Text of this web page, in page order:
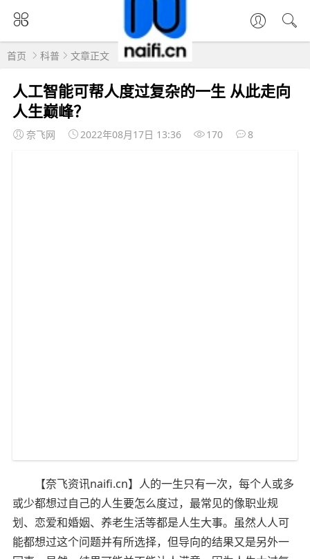
首页 科普 文章正文
人工智能可帮人度过复杂的一生 从此走向
人生巅峰？
奈飞网 2022年08月17日 13:36 170 8
【奈飞资讯naifi.cn】人的一生只有一次，每个人或多
或少都想过自己的人生要怎么度过，最常见的像职业规
划、恋爱和婚姻、养老生活等都是人生大事。虽然人人可
能都想过这个问题并有所选择，但导向的结果又是另外一